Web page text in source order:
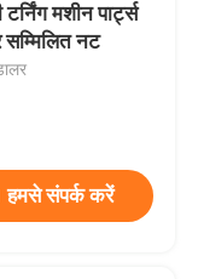
मशीन पार्ट्स
सम्मिलित नट
हमसे संपर्क करें